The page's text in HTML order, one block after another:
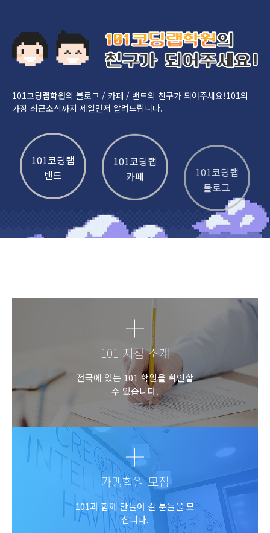
101코딩랩학원의 블로그 / 카페 / 밴드의 친구가 되어주세요!101의
가장 최근소식까지 제일먼저 알려드립니다.
101코딩랩
밴드
101코딩랩
카페
101코딩랩
블로그
101 지점 소개
전국에 있는 101 학원을 확인할
수 있습니다.
가맹학원 모집
101과 함께 만들어 갈 분들을 모
십니다.